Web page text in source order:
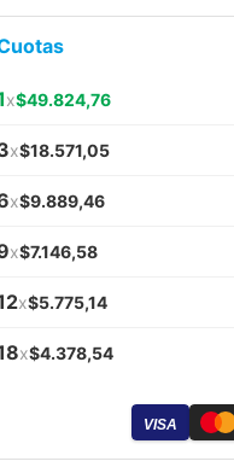
x$49.824,76
x$18.571,05
x$9.889,46
x$7.146,58
x$5.775,14
x$4.378,54
VISA